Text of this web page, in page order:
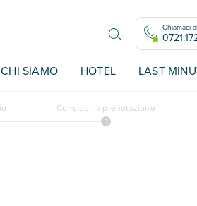
Chiamaci
CHI SIAMO HOTEL LAST
Concludi la prenotazione